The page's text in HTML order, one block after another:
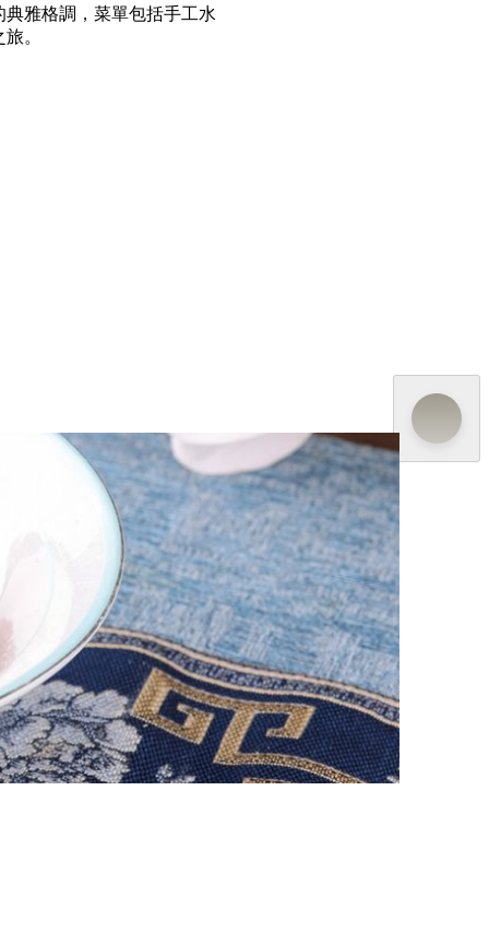
雅格調，菜單包括手工水
。
」、鮮麻醒胃的「香辣龍蝦尾」、清爽香甜的
燥，且消暑解膩。